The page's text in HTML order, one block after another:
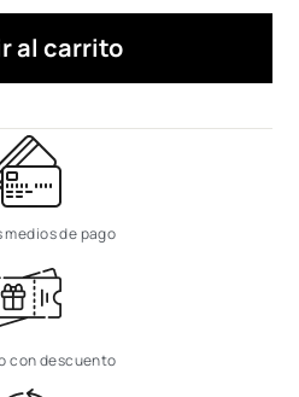
al carrito
medios de pago
con descuento